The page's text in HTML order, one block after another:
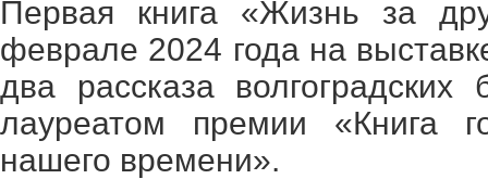
Первая книга «Жизнь за
феврале 2024 года на
два рассказа
лауреатом премии «Книга
нашего времени».